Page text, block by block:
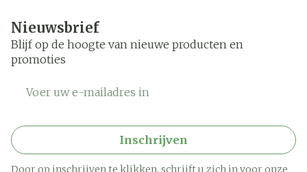
Nieuwsbrief
Blijf op de hoogte van nieuwe producten en
promoties
Inschrijven
Door op inschrijven te klikken, schrijft u zich in voor onze